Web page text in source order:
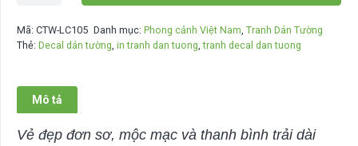
Hứng
lượng
Mã: CTW-LC105 Danh mục:Phong cảnh Việt Nam,Tranh Dán Tường
Thẻ: Decal dán tường, in tranh dan tuong,tranh decal dan tuong
Mô tả
Vẻ đẹp đơn sơ, mộc mạc và thanh bình trải dài